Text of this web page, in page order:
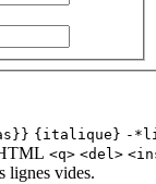
{italique} -
<q> <del>
lignes vides.